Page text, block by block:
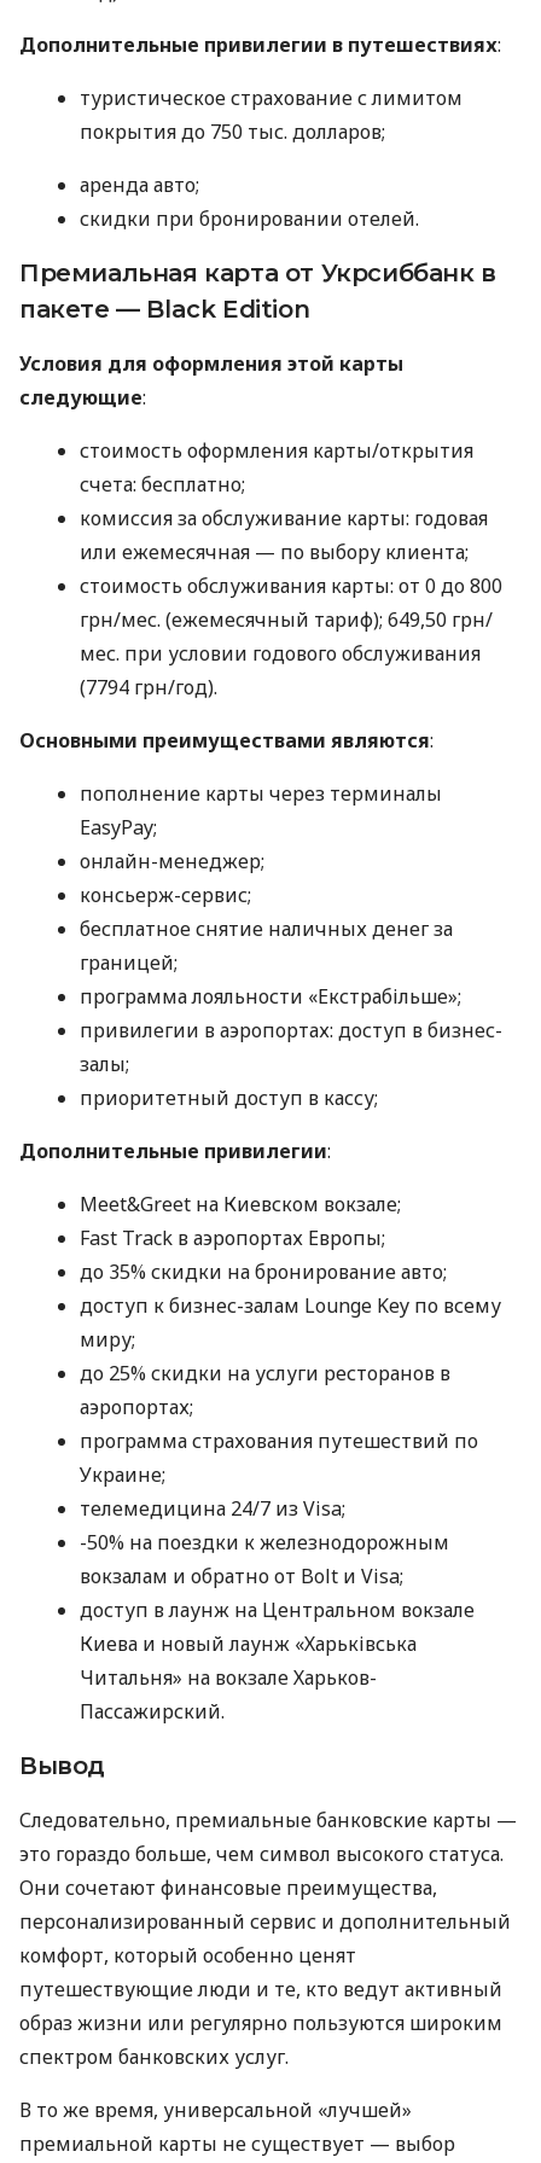
Дополнительные привилегии в путешествиях:
туристическое страхование с лимитом
покрытия до 750 тыс. долларов;
аренда авто;
скидки при бронировании отелей.
Премиальная карта от Укрсиббанк в
пакете — Black Edition
Условия для оформления этой карты
следующие:
стоимость оформления карты/открытия
счета: бесплатно;
комиссия за обслуживание карты: годовая
или ежемесячная — по выбору клиента;
стоимость обслуживания карты: от 0 до 800
грн/мес. (ежемесячный тариф); 649,50 грн/
мес. при условии годового обслуживания
(7794 грн/год).
Основными преимуществами являются:
пополнение карты через терминалы
EasyPay;
онлайн-менеджер;
консьерж-сервис;
бесплатное снятие наличных денег за
границей;
программа лояльности «Екстрабільше»;
привилегии в аэропортах: доступ в бизнес-
залы;
приоритетный доступ в кассу;
Дополнительные привилегии:
Meet&Greet на Киевском вокзале;
Fast Track в аэропортах Европы;
до 35% скидки на бронирование авто;
доступ к бизнес-залам Lounge Key по всему
миру;
до 25% скидки на услуги ресторанов в
аэропортах;
программа страхования путешествий по
Украине;
телемедицина 24/7 из Visa;
-50% на поездки к железнодорожным
вокзалам и обратно от Bolt и Visa;
доступ в лаунж на Центральном вокзале
Киева и новый лаунж «Харьківська
Читальня» на вокзале Харьков-
Пассажирский.
Вывод
Следовательно, премиальные банковские карты —
это гораздо больше, чем символ высокого статуса.
Они сочетают финансовые преимущества,
персонализированный сервис и дополнительный
комфорт, который особенно ценят
путешествующие люди и те, кто ведут активный
образ жизни или регулярно пользуются широким
спектром банковских услуг.
В то же время, универсальной «лучшей»
премиальной карты не существует — выбор